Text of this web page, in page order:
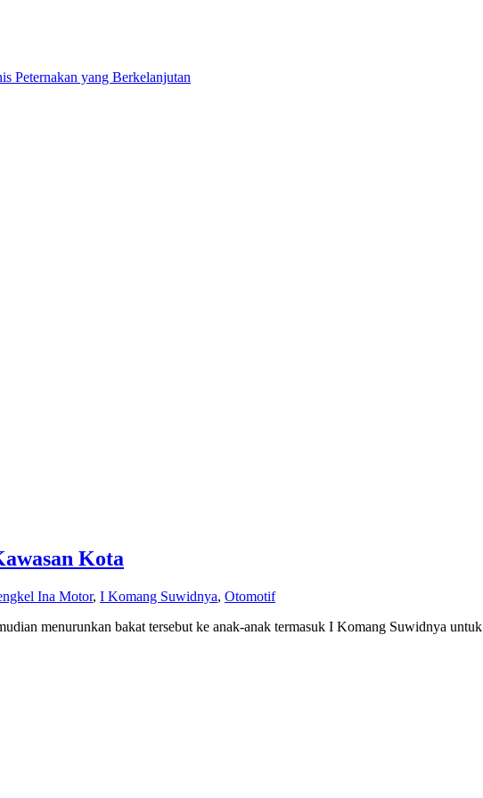
Peternakan yang Berkelanjutan
Kota
Ina Motor, I Komang Suwidnya, Otomotif
menurunkan bakat tersebut ke anak-anak termasuk I Komang Suwidnya untuk